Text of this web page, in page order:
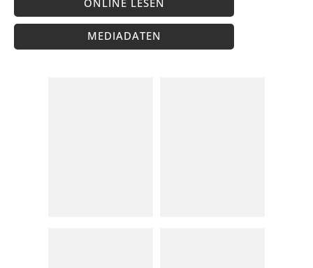
ONLINE LESEN
MEDIADATEN